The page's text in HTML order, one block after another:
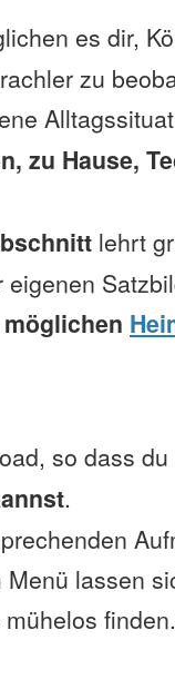
es dir,
zu
zu Hause,
lehrt
so dass du
.
lassen
finden.